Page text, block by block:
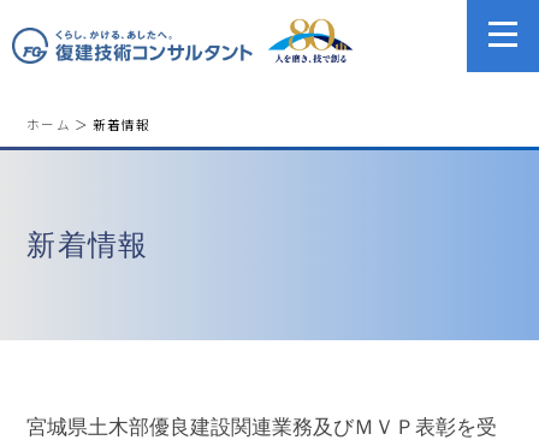
ホーム ＞ 新着情報
新着情報
宮城県土木部優良建設関連業務及びＭＶＰ表彰を受